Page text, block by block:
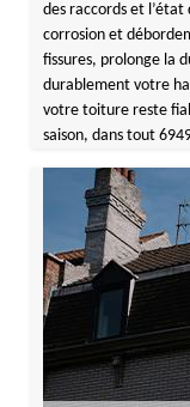
des raccords et
corrosion et
fissures, prolonge la
durablement votre
votre toiture reste
saison, dans tout